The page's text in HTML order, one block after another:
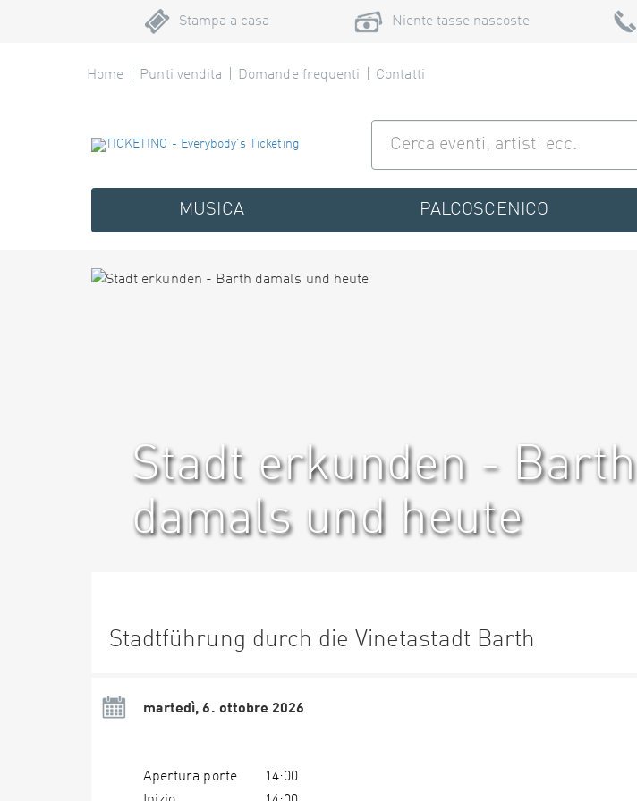
Stampa a casa Niente tasse nascoste
Home Punti vendita Domande frequenti Contatti
MUSICA PALCOSCENICO
Stadt erkunden - Barth
damals und heute
Stadtführung durch die Vinetastadt Barth
martedì, 6. ottobre 2026
Apertura porte
14:00